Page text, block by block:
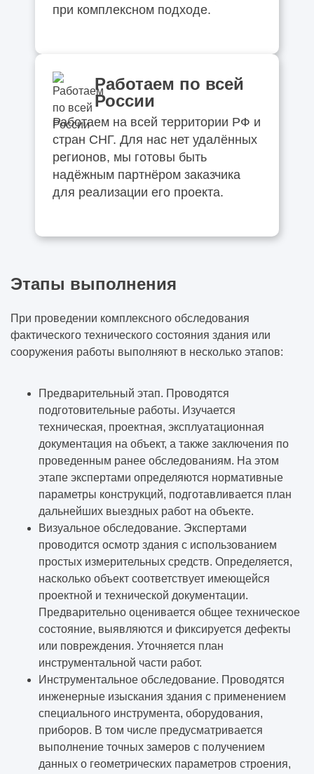
при комплексном подходе.
Работаем по всей
России
Работаем на всей территории РФ и
стран СНГ. Для нас нет удалённых
регионов, мы готовы быть
надёжным партнёром заказчика
для реализации его проекта.
Этапы выполнения
При проведении комплексного обследования
фактического технического состояния здания или
сооружения работы выполняют в несколько этапов:
Предварительный этап. Проводятся
подготовительные работы. Изучается
техническая, проектная, эксплуатационная
документация на объект, а также заключения по
проведенным ранее обследованиям. На этом
этапе экспертами определяются нормативные
параметры конструкций, подготавливается план
дальнейших выездных работ на объекте.
Визуальное обследование. Экспертами
проводится осмотр здания с использованием
простых измерительных средств. Определяется,
насколько объект соответствует имеющейся
проектной и технической документации.
Предварительно оценивается общее техническое
состояние, выявляются и фиксируется дефекты
или повреждения. Уточняется план
инструментальной части работ.
Инструментальное обследование. Проводятся
инженерные изыскания здания с применением
специального инструмента, оборудования,
приборов. В том числе предусматривается
выполнение точных замеров с получением
данных о геометрических параметров строения,